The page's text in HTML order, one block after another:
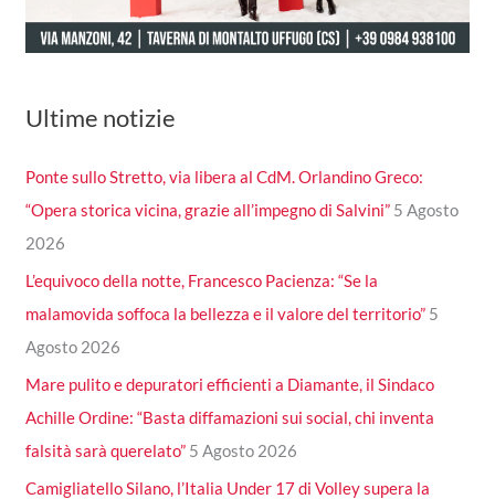
Ultime notizie
Ponte sullo Stretto, via libera al CdM. Orlandino Greco:
“Opera storica vicina, grazie all’impegno di Salvini” 5 Agosto
2026
L’equivoco della notte, Francesco Pacienza: “Se la
malamovida soffoca la bellezza e il valore del territorio” 5
Agosto 2026
Mare pulito e depuratori efficienti a Diamante, il Sindaco
Achille Ordine: “Basta diffamazioni sui social, chi inventa
falsità sarà querelato” 5 Agosto 2026
Camigliatello Silano, l’Italia Under 17 di Volley supera la